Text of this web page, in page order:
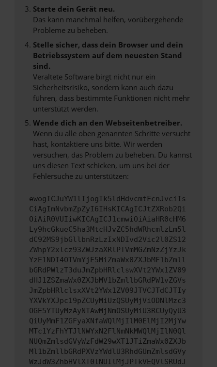
Starte dein Gerät neu.
Das kann manchmal helfen, vorübergehende
Probleme zu beheben.
Stelle sicher, dass dein Browser und dein
Betriebssystem auf dem neuesten Stand
sind.
Veraltete Software birgt nicht nur ein
Sicherheitsrisiko, sondern kann auch dazu
führen, dass bestimmte Funktionen nicht mehr
unterstützt werden.
Wende dich an den Webseitenbetreiber.
Wenn du alle oben genannten Schritte versucht
hast, kontaktiere uns bitte. Wir werden
versuchen, das Problem zu beheben. Du kannst
uns diesen Text schicken, um uns bei der
Fehlersuche zu unterstützen:
ewogICJuYW1lIjogIk5ldHdvcmtFcnJvciIs
CiAgImNvbmZpZyI6IHsKICAgICJtZXRob2Qi
OiAiR0VUIiwKICAgICJ1cmwiOiAiaHR0cHM6
Ly9hcGkueC5ha3MtcHJvZC5hdWRhcmlzLm5l
dC92MS9jbGllbnRzLzIxNDIvd2Vic2l0ZS12
ZWhpY2xlcz93ZWJzaXRlPTVmMGZmNzZjYzJk
YzE1NDI4OTVmYjE5MiZmaWx0ZXJbMF1bZmll
bGRdPWlzT3duJmZpbHRlclswXVt2YWx1ZV09
dHJ1ZSZmaWx0ZXJbMV1bZmllbGRdPW1vZGVs
JmZpbHRlclsxXVt2YWx1ZV09JTVCJTdCJTIy
YXVkYXJpc19pZCUyMiUzQSUyMjViODNlMzc3
OGE5YTUyMzAyNTAwMjNmOSUyMiU3RCUyQyU3
QiUyMmF1ZGFyaXNfaWQlMjIlM0ElMjI2MjYw
MTc1YzFhYTJlNWYxN2FlNmNkMWQlMjIlN0Ql
NUQmZmlsdGVyWzFdW29wXT1JTiZmaWx0ZXJb
Ml1bZmllbGRdPXVzYWdlU3RhdGUmZmlsdGVy
WzJdW3ZhbHVlXT0lNUIlMjJPTkVEQVlSRUdJ